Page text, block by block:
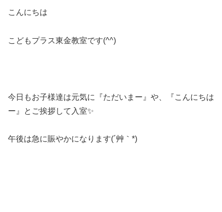
こんにちは
こどもプラス東金教室です(^^)
今日もお子様達は元気に『ただいまー』や、『こんにちは
ー』とご挨拶して入室✨
午後は急に賑やかになります(´艸｀*)